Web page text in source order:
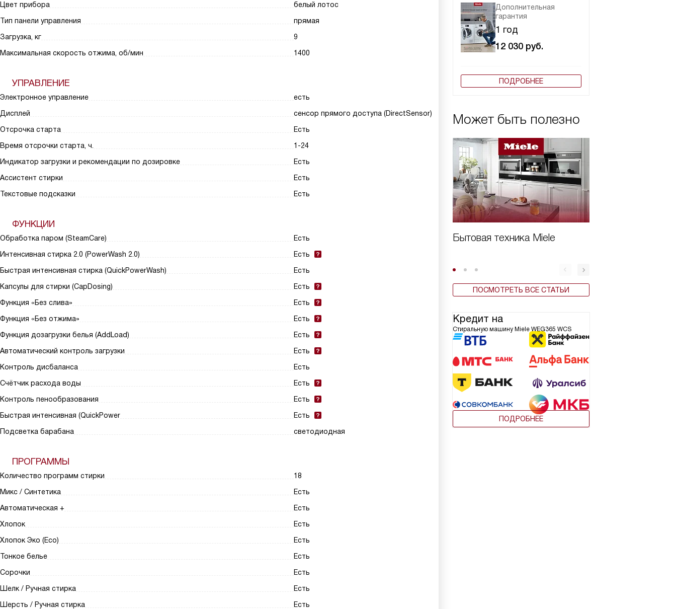
Дополнительная
гарантия
1 год
12 030 руб.
ПОДРОБНЕЕ
Может быть полезно
Бытовая техника Miele
ПОСМОТРЕТЬ ВСЕ СТАТЬИ
Кредит на
Стиральную машину Miele WEG365 WCS
ПОДРОБНЕЕ
Цвет прибора
белый лотос
Тип панели управления
прямая
Загрузка, кг
9
Максимальная скорость отжима, об/мин
1400
УПРАВЛЕНИЕ
Электронное управление
есть
Дисплей
сенсор прямого доступа (DirectSensor)
Отсрочка старта
Есть
Время отсрочки старта, ч.
1-24
Индикатор загрузки и рекомендации по дозировке
Есть
Ассистент стирки
Есть
Текстовые подсказки
Есть
ФУНКЦИИ
Обработка паром (SteamCare)
Есть
Интенсивная стирка 2.0 (PowerWash 2.0)
Есть
Быстрая интенсивная стирка (QuickPowerWash)
Есть
Капсулы для стирки (CapDosing)
Есть
Функция «Без слива»
Есть
Функция «Без отжима»
Есть
Функция дозагрузки белья (AddLoad)
Есть
Автоматический контроль загрузки
Есть
Контроль дисбаланса
Есть
Счётчик расхода воды
Есть
Контроль пенообразования
Есть
Быстрая интенсивная (QuickPower
Есть
Подсветка барабана
светодиодная
ПРОГРАММЫ
Количество программ стирки
18
Микс / Синтетика
Есть
Автоматическая +
Есть
Хлопок
Есть
Хлопок Эко (Eco)
Есть
Тонкое белье
Есть
Сорочки
Есть
Шелк / Ручная стирка
Есть
Шерсть / Ручная стирка
Есть